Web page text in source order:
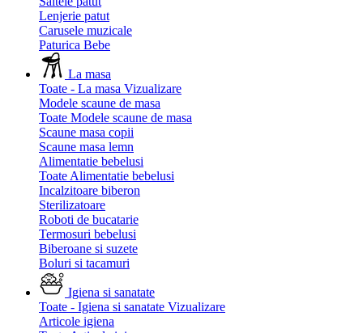
Lenjerie patut
Carusele muzicale
Paturica Bebe
La masa
Toate - La masa Vizualizare
Modele scaune de masa
Toate Modele scaune de masa
Scaune masa copii
Scaune masa lemn
Alimentatie bebelusi
Toate Alimentatie bebelusi
Incalzitoare biberon
Sterilizatoare
Roboti de bucatarie
Termosuri bebelusi
Biberoane si suzete
Boluri si tacamuri
Igiena si sanatate
Toate - Igiena si sanatate Vizualizare
Articole igiena